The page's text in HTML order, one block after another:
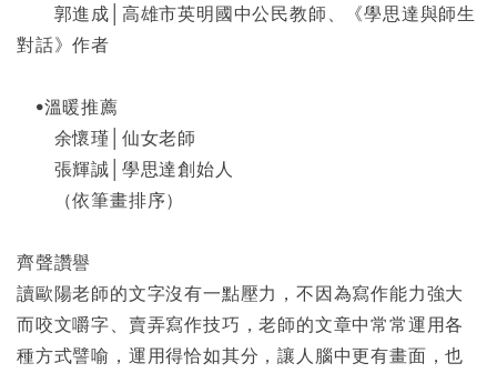
郭進成│高雄市英明國中公民教師、《學思達與師生
對話》作者
•溫暖推薦
余懷瑾│仙女老師
張輝誠│學思達創始人
（依筆畫排序）
齊聲讚譽
讀歐陽老師的文字沒有一點壓力，不因為寫作能力強大
而咬文嚼字、賣弄寫作技巧，老師的文章中常常運用各
種方式譬喻，運用得恰如其分，讓人腦中更有畫面，也